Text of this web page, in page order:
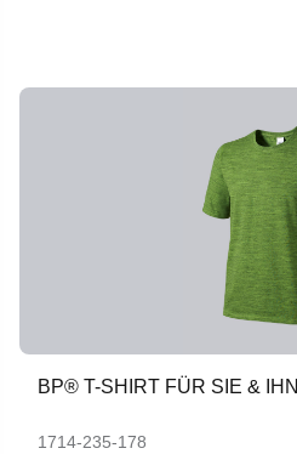
BP® T-SHIRT FÜR SIE & IHN
1714-235-178